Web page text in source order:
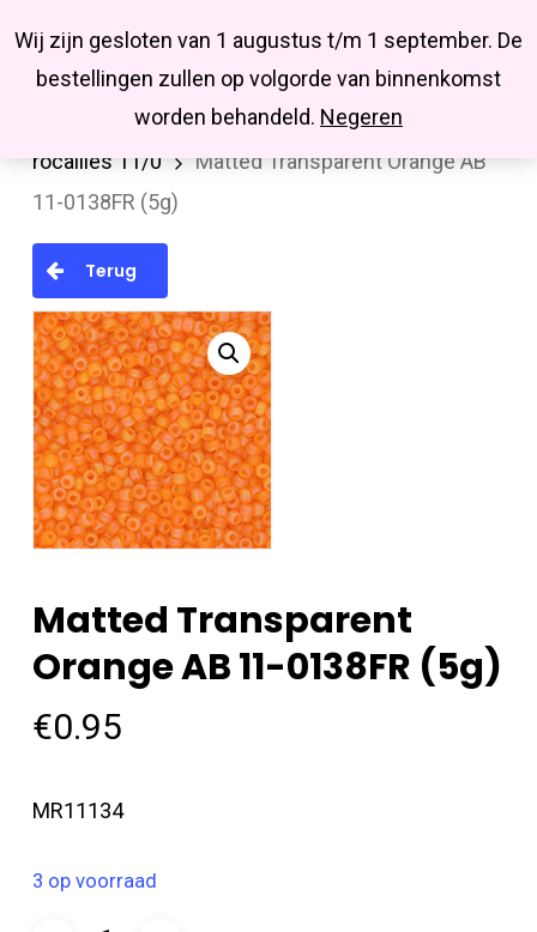
Wij zijn gesloten van 1 augustus t/m 1 september. De
bestellingen zullen op volgorde van binnenkomst
worden behandeld. Negeren
main
Missbluesieraden
searchaccount
MIYUKI en TOHO rocailles
Miyuki
rocailles 11/0
Matted Transparent Orange AB
11-0138FR (5g)
Terug
Matted Transparent
Orange AB 11-0138FR (5g)
€0.95
MR11134
3 op voorraad
Close